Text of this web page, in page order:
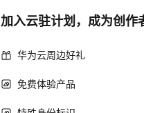
加入云驻计划，成为创作
华为云周边好礼
免费体验产品